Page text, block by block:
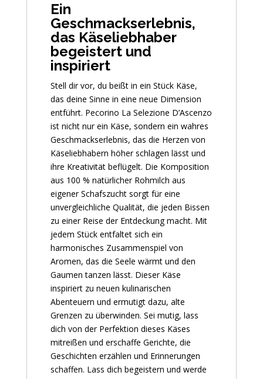
Ein
Geschmackserlebnis,
das Käseliebhaber
begeistert und
inspiriert
Stell dir vor, du beißt in ein Stück Käse,
das deine Sinne in eine neue Dimension
entführt. Pecorino La Selezione D’Ascenzo
ist nicht nur ein Käse, sondern ein wahres
Geschmackserlebnis, das die Herzen von
Käseliebhabern höher schlagen lässt und
ihre Kreativität beflügelt. Die Komposition
aus 100 % natürlicher Rohmilch aus
eigener Schafszucht sorgt für eine
unvergleichliche Qualität, die jeden Bissen
zu einer Reise der Entdeckung macht. Mit
jedem Stück entfaltet sich ein
harmonisches Zusammenspiel von
Aromen, das die Seele wärmt und den
Gaumen tanzen lässt. Dieser Käse
inspiriert zu neuen kulinarischen
Abenteuern und ermutigt dazu, alte
Grenzen zu überwinden. Sei mutig, lass
dich von der Perfektion dieses Käses
mitreißen und erschaffe Gerichte, die
Geschichten erzählen und Erinnerungen
schaffen. Lass dich begeistern und werde